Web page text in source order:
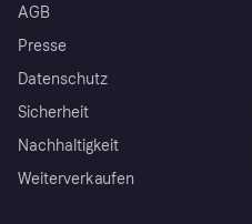
AGB
Presse
Datenschutz
Sicherheit
Nachhaltigkeit
Weiterverkaufen